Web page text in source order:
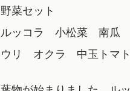
野菜セット
ルッコラ 小松菜 南
ウリ オクラ 中玉トマ